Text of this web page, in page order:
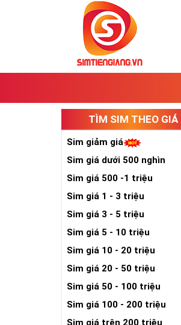
TÌM SIM THEO GIÁ
Sim giảm giá
Sim giá dưới 500 nghìn
Sim giá 500 -1 triệu
Sim giá 1 - 3 triệu
Sim giá 3 - 5 triệu
Sim giá 5 - 10 triệu
Sim giá 10 - 20 triệu
Sim giá 20 - 50 triệu
Sim giá 50 - 100 triệu
Sim giá 100 - 200 triệu
Sim giá trên 200 triệu